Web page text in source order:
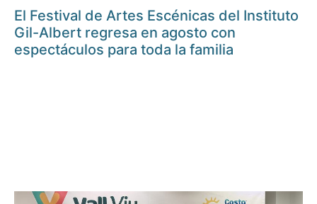
El Festival de Artes Escénicas del Instituto
Gil-Albert regresa en agosto con
espectáculos para toda la familia